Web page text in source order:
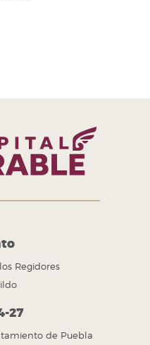
Regidores
27
de Puebla